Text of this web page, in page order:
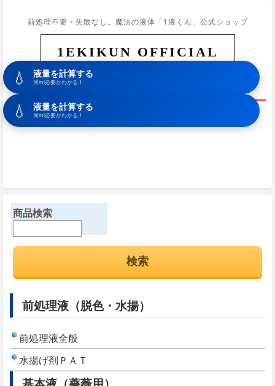
前処理不要・失敗なし。魔法の液体「1液くん」公式ショップ
1EKIKUN OFFICIAL
ホーム
💧 液量を計算する
何ml必要かわかる！
💧 液量を計算する
何ml必要かわかる！
商品検索
前処理液（脱色・水揚）
前処理液全般
水揚げ剤ＰＡＴ